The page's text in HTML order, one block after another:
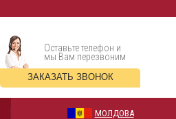
Оставьте телефон и
мы Вам перезвоним
ЗАКАЗАТЬ ЗВОНОК
МОЛДОВА